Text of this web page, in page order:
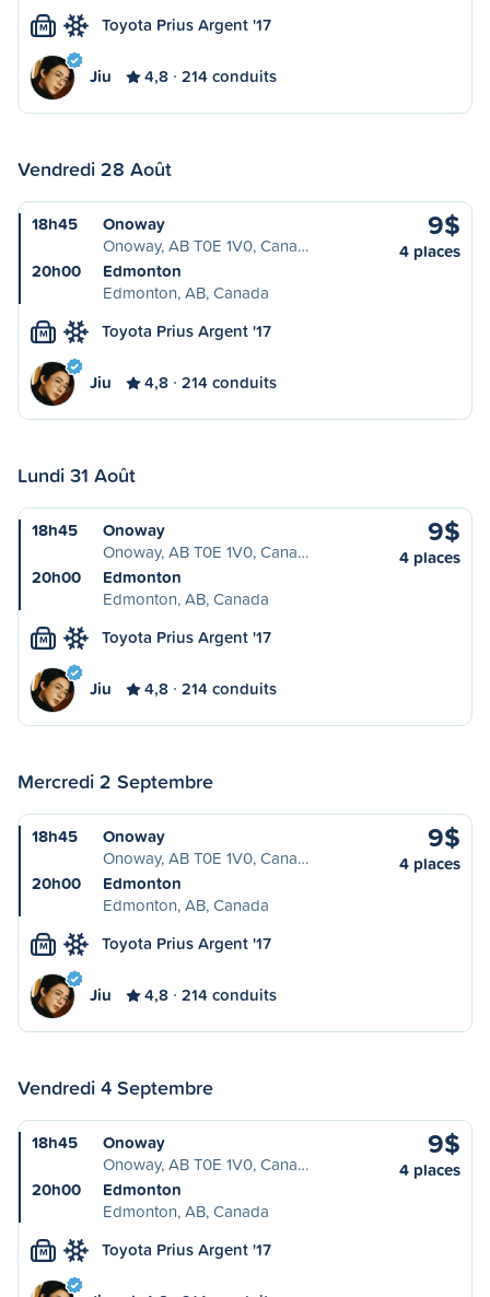
M Toyota Prius Argent '17
Jiu 4,8 214 conduits
Vendredi 28 Août
18h45
Onoway
Onoway, AB T0E 1V0, Cana…
20h00
Edmonton
Edmonton, AB, Canada
9$
4 places
M Toyota Prius Argent '17
Jiu 4,8 214 conduits
Lundi 31 Août
18h45
Onoway
Onoway, AB T0E 1V0, Cana…
20h00
Edmonton
Edmonton, AB, Canada
9$
4 places
M Toyota Prius Argent '17
Jiu 4,8 214 conduits
Mercredi 2 Septembre
18h45
Onoway
Onoway, AB T0E 1V0, Cana…
20h00
Edmonton
Edmonton, AB, Canada
9$
4 places
M Toyota Prius Argent '17
Jiu 4,8 214 conduits
Vendredi 4 Septembre
18h45
Onoway
Onoway, AB T0E 1V0, Cana…
20h00
Edmonton
Edmonton, AB, Canada
9$
4 places
M Toyota Prius Argent '17